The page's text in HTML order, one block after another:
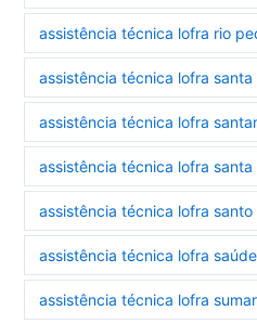
assistência técnica lofra rio
assistência técnica lofra santa
assistência técnica lofra
assistência técnica lofra santa
assistência técnica lofra santo
assistência técnica lofra saúde
assistência técnica lofra